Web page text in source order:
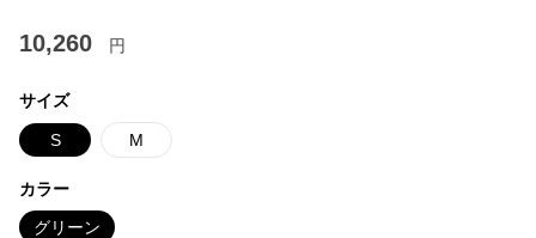
10,260 円
サイズ
S M
カラー
グリーン